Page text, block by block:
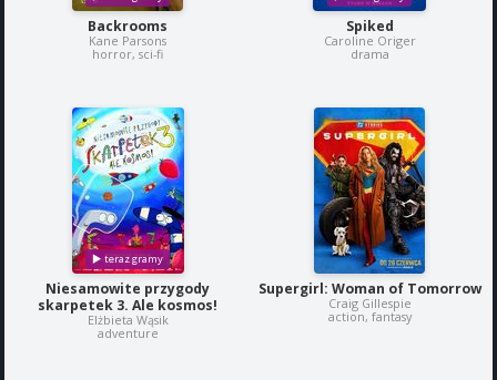
Backrooms
Kane Parsons
horror, sci-fi
Spiked
Caroline Origer
drama
Niesamowite przygody
skarpetek 3. Ale kosmos!
Elżbieta Wąsik
adventure
Supergirl: Woman of Tomorrow
Craig Gillespie
action, fantasy